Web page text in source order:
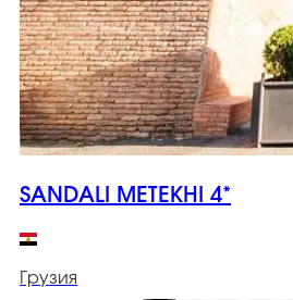
SANDALI METEKHI 4*
Грузия